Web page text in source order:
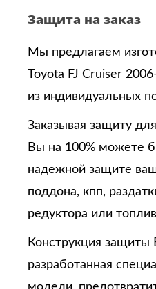
Защита на заказ
Мы предлагаем
Toyota FJ Cruiser
из индивидуальных
Заказывая защиту
Вы на 100% можете
надежной защите
поддона, кпп,
редуктора или
Конструкция защиты
разработанная